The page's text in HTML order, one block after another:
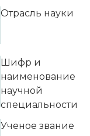
Отрасль науки
Шифр и
наименование
научной
специальности
Ученое звание